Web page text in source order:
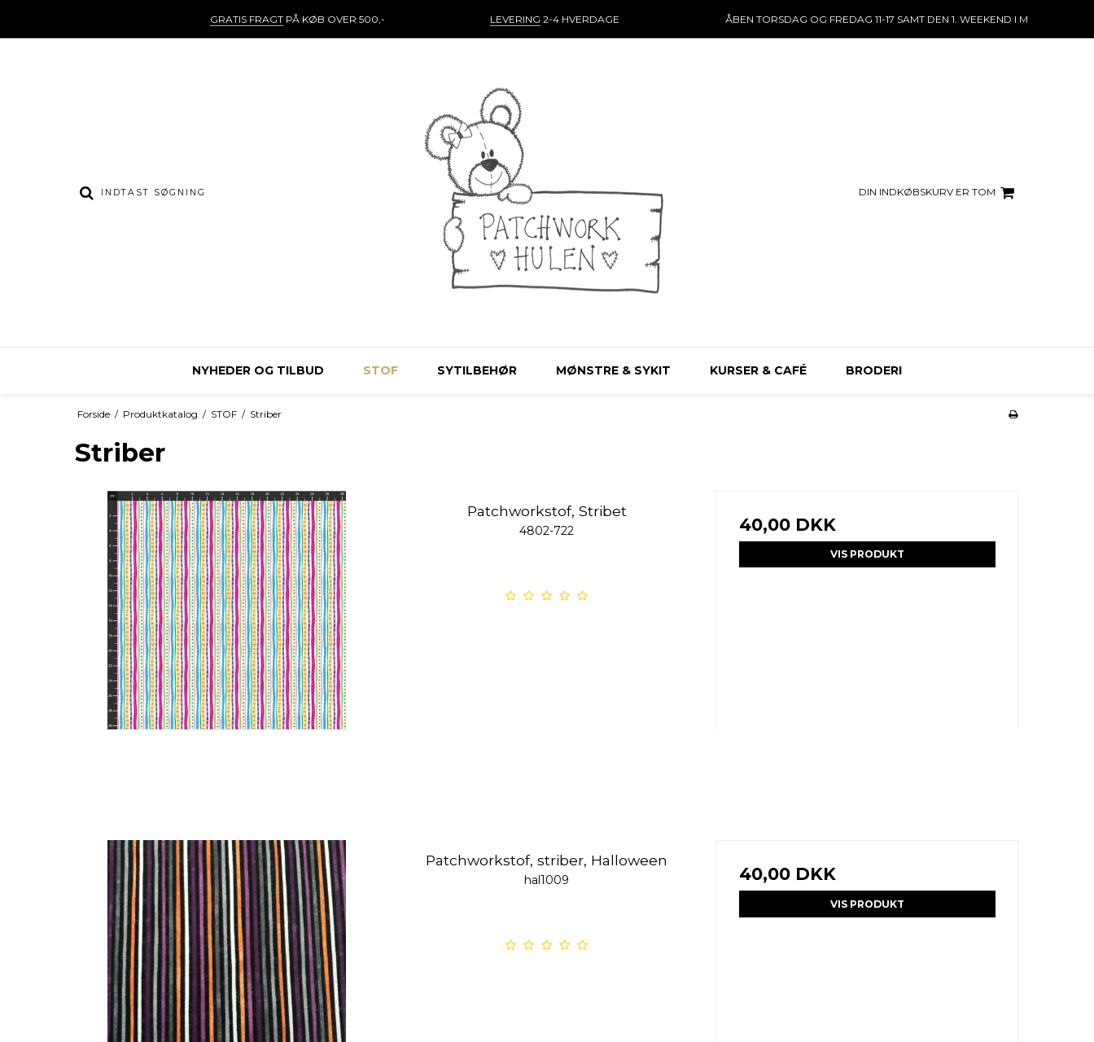
GRATIS FRAGTPÅ KØB OVER 500,- LEVERING 2-4 HVERDAGE ÅBEN TORSDAG OG FREDAG 11-17 SAMT DEN 1. WEEKEND I MÅNEDEN,
DIN INDKØBSKURV ER TOM
NYHEDER OG TILBUD STOF SYTILBEHØR MØNSTRE & SYKIT KURSER & CAFÉ BRODERI
Forside / Produktkatalog / STOF / Striber
Striber
Patchworkstof, Stribet
4802-722 40,00 DKK
VIS PRODUKT
Patchworkstof, striber, Halloween
hal1009 40,00 DKK
VIS PRODUKT